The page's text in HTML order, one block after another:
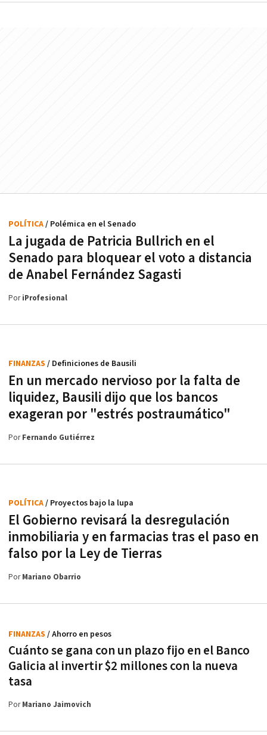
La jugada de Patricia Bullrich en el
Senado para bloquear el voto a distancia
de Anabel Fernández Sagasti
POLÍTICA/ Polémica en el Senado
PoriProfesional
En un mercado nervioso por la falta de
liquidez, Bausili dijo que los bancos
exageran por "estrés postraumático"
FINANZAS / Definiciones de Bausili
PorFernando Gutiérrez
El Gobierno revisará la desregulación
inmobiliaria y en farmacias tras el paso en
falso por la Ley de Tierras
POLÍTICA/ Proyectos bajo la lupa
PorMariano Obarrio
Cuánto se gana con un plazo fijo en el Banco
Galicia al invertir $2 millones con la nueva
tasa
FINANZAS / Ahorro en pesos
PorMariano Jaimovich